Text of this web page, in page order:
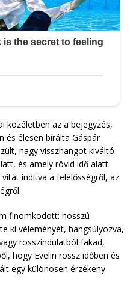
közéletben az a bejegyzés,
és élesen bírálta Gáspár
nagy visszhangot kiváltó
és amely rövid idő alatt
indítva a felelősségről, az
finomkodott: hosszú
ki véleményét, hangsúlyozva,
rosszindulatból fakad,
hogy Evelin rossz időben és
egy különösen érzékeny